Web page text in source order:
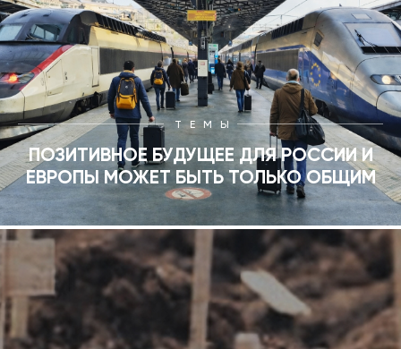
ТЕМЫ
ПОЗИТИВНОЕ БУДУЩЕЕ ДЛЯ РОССИИ И
ЕВРОПЫ МОЖЕТ БЫТЬ ТОЛЬКО ОБЩИМ